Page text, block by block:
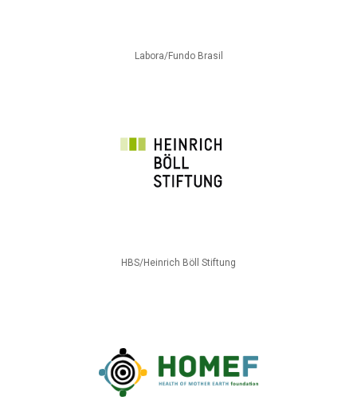
Labora/Fundo Brasil
HBS/Heinrich Böll Stiftung